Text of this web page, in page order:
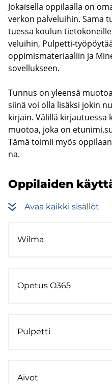
Jo­kai­sel­la op­pi­laal­la on
ver­kon pal­ve­lui­hin. Sama
tues­sa kou­lun
ve­lui­hin, Pulpetti-​
oppimismateriaaliin ja
sovellukseen.
Tun­nus on yleen­sä
siinä voi olla li­säk­si jokin
kir­jain. Vä­lil­lä kir­jau­tues­sa
muo­toa, joka on
Tämä toi­mii myös
na.
Op­pi­lai­den
Avaa kaik­ki si­säl­löt
Wilma
Ope­tus O365
Pul­pet­ti
Aivot